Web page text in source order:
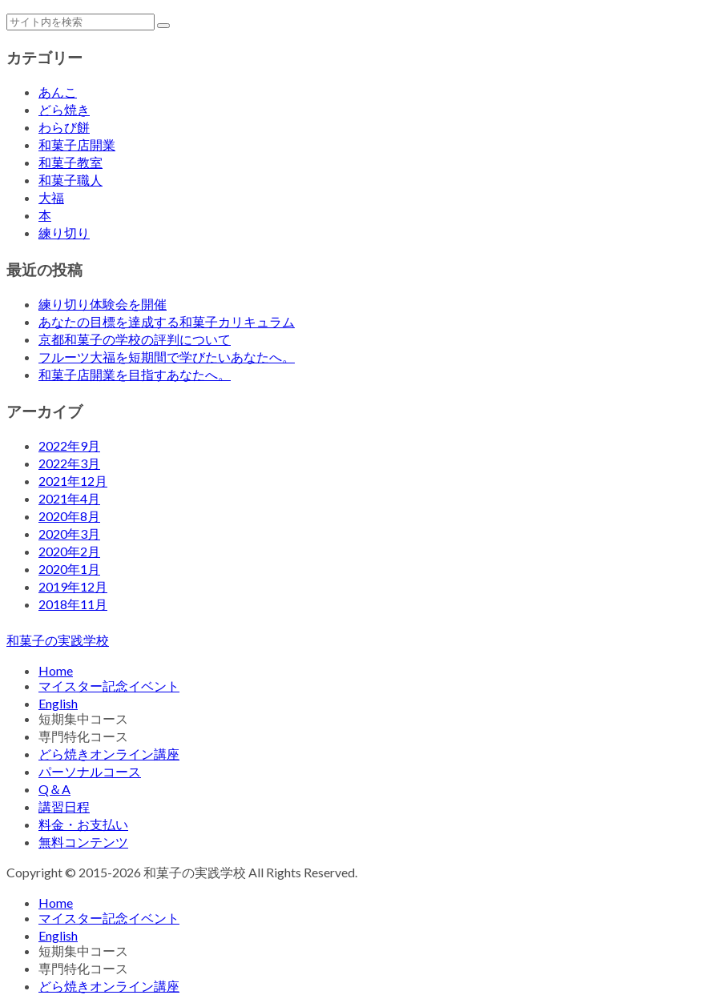
カテゴリー
あんこ
どら焼き
わらび餅
和菓子店開業
和菓子教室
和菓子職人
大福
本
練り切り
最近の投稿
練り切り体験会を開催
あなたの目標を達成する和菓子カリキュラム
京都和菓子の学校の評判について
フルーツ大福を短期間で学びたいあなたへ。
和菓子店開業を目指すあなたへ。
アーカイブ
2022年9月
2022年3月
2021年12月
2021年4月
2020年8月
2020年3月
2020年2月
2020年1月
2019年12月
2018年11月
和菓子の実践学校
Home
マイスター記念イベント
English
短期集中コース
専門特化コース
どら焼きオンライン講座
パーソナルコース
Q＆A
講習日程
料金・お支払い
無料コンテンツ
Copyright © 2015-2026 和菓子の実践学校 All Rights Reserved.
Home
マイスター記念イベント
English
短期集中コース
専門特化コース
どら焼きオンライン講座